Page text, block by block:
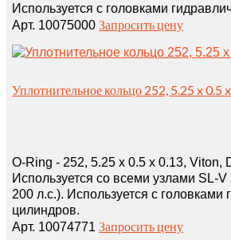
Используется с головками
Арт. 10075000 Запросить цену
Уплотнительное кольцо 252, 5.25 x 0.5
O-Ring - 252, 5.25 x 0.5 x 0.13, Viton,
Используется со всеми узлами SL-
200 л.с.). Используется с головками
цилиндров.
Арт. 10074771 Запросить цену